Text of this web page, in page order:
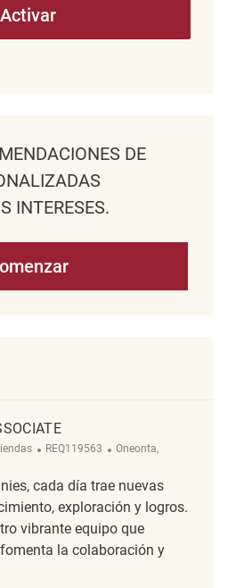
Activar
DE
INTERESES.
ReqId
REQ119563 Ubicación
Oneonta,
cada día trae nuevas
exploración y logros.
vibrante equipo que
la colaboración y